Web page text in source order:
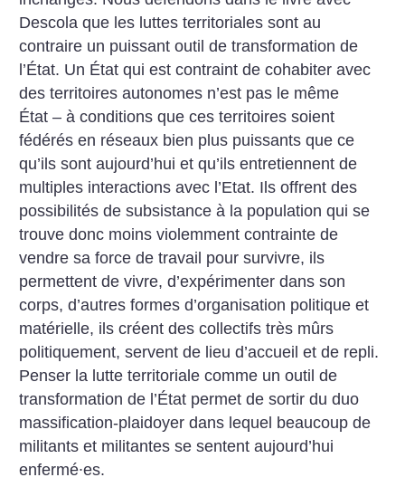
Descola que les luttes territoriales sont au
contraire un puissant outil de transformation de
l’État. Un État qui est contraint de cohabiter avec
des territoires autonomes n’est pas le même
État – à conditions que ces territoires soient
fédérés en réseaux bien plus puissants que ce
qu’ils sont aujourd’hui et qu’ils entretiennent de
multiples interactions avec l’Etat. Ils offrent des
possibilités de subsistance à la population qui se
trouve donc moins violemment contrainte de
vendre sa force de travail pour survivre, ils
permettent de vivre, d’expérimenter dans son
corps, d’autres formes d’organisation politique et
matérielle, ils créent des collectifs très mûrs
politiquement, servent de lieu d’accueil et de repli.
Penser la lutte territoriale comme un outil de
transformation de l’État permet de sortir du duo
massification-plaidoyer dans lequel beaucoup de
militants et militantes se sentent aujourd’hui
enfermé∙es.